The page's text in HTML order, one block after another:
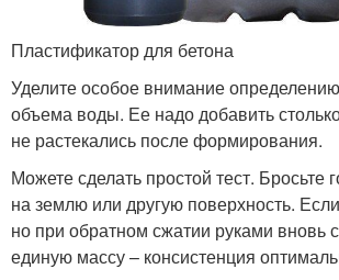
Пластификатор для бетона
Уделите особое внимание
объема воды. Ее надо добавить
не растекались после формирования.
Можете сделать простой тест. Бросьте
на землю или другую поверхность.
но при обратном сжатии руками вновь
единую массу – консистенция